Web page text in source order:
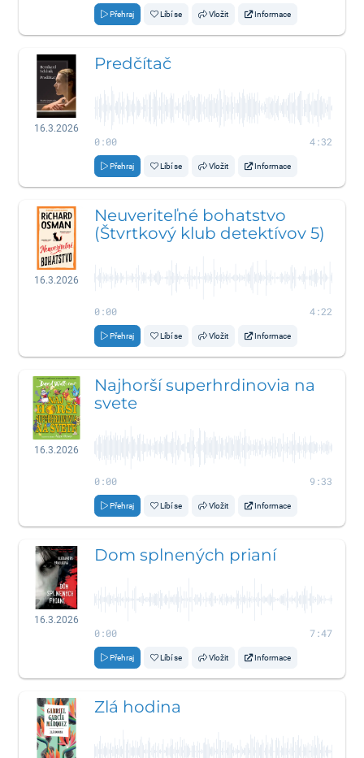
Přehraj Líbí se Vložit Informace
16.3.2026
Predčítač
0:00 4:32
Přehraj Líbí se Vložit Informace
16.3.2026
Neuveriteľné bohatstvo
(Štvrtkový klub detektívov 5)
0:00 4:22
Přehraj Líbí se Vložit Informace
16.3.2026
Najhorší superhrdinovia na
svete
0:00 9:33
Přehraj Líbí se Vložit Informace
16.3.2026
Dom splnených prianí
0:00 7:47
Přehraj Líbí se Vložit Informace
Zlá hodina